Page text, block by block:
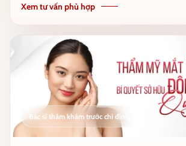
Xem tư vấn phù hợp